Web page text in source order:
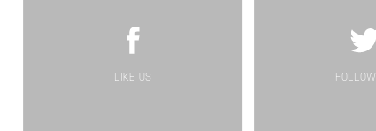
LIKE US